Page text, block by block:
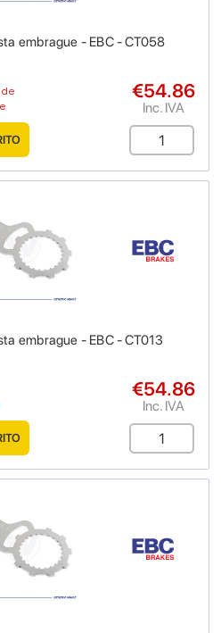
embrague - EBC - CT058
de
€54.86
Inc. IVA
embrague - EBC - CT013
€54.86
Inc. IVA